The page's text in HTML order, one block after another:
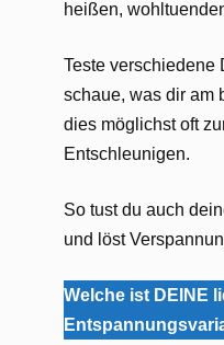
heißen,
Teste verschiedene
schaue, was dir am
dies möglichst oft
Entschleunigen.
So tust du auch
und löst
Welche ist DEINE